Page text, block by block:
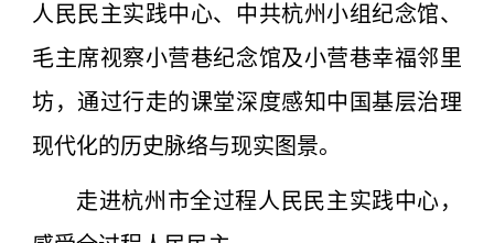
人民民主实践中心、中共杭州小组纪念馆、
毛主席视察小营巷纪念馆及小营巷幸福邻里
坊，通过行走的课堂深度感知中国基层治理
现代化的历史脉络与现实图景。
走进杭州市全过程人民民主实践中心，